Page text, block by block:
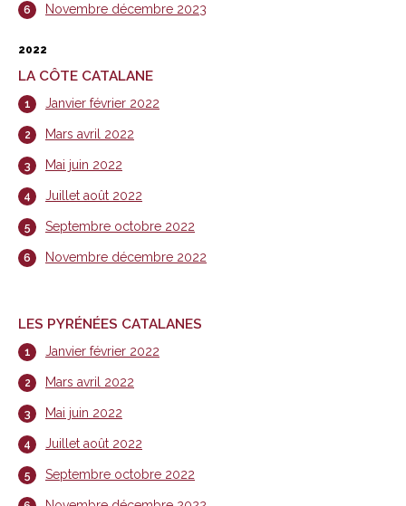
Novembre décembre 2023
2022
LA CÔTE CATALANE
Janvier février 2022
Mars avril 2022
Mai juin 2022
Juillet août 2022
Septembre octobre 2022
Novembre décembre 2022
LES PYRÉNÉES CATALANES
Janvier février 2022
Mars avril 2022
Mai juin 2022
Juillet août 2022
Septembre octobre 2022